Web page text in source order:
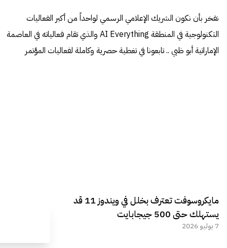
نفخر بأن نكون الشريك الإعلامي الرسمي لواحداً من أكبر الفعاليات
التكنولوجية في المنطقة AI Everything والذي تقام فعالياته في العاصمة
الإماراتية أبو ظبي .. تابعونا في تغطية حصرية وكاملة لفعاليات المؤتمر
مايكروسوفت تعترف بخلل في ويندوز 11 قد
يستهلك حتى 500 جيجابايت
7 يوليو 2026